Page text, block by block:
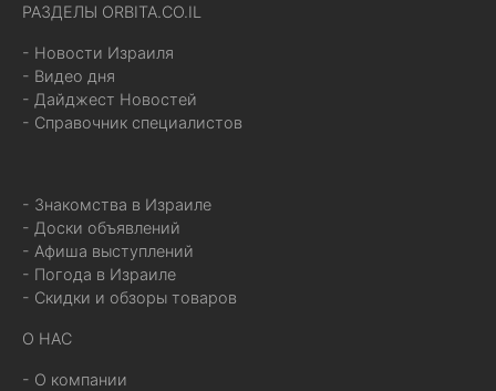
РАЗДЕЛЫ ORBITA.CO.IL
- Новости Израиля
- Видео дня
- Дайджест Новостей
- Справочник специалистов
- Знакомства в Израиле
- Доски объявлений
- Афиша выступлений
- Погода в Израиле
- Скидки и обзоры товаров
О НАС
- О компании